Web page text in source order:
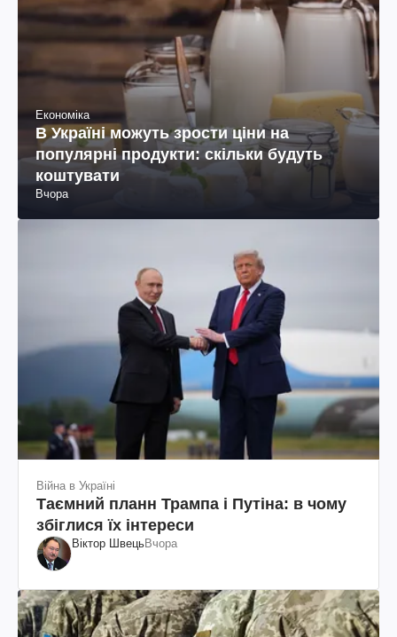
Економіка
В Україні можуть зрости ціни на
популярні продукти: скільки будуть
коштувати
Вчора
Війна в Україні
Таємний планн Трампа і Путіна: в чому
збіглися їх інтереси
Віктор ШвецьВчора